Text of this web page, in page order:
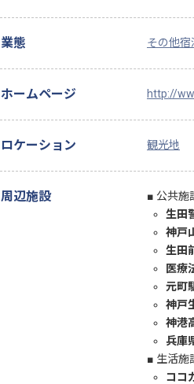
業態 その他宿
ホームページ http://
ロケーション 観光地
周辺施設
公共施
生田
神戸
生田
医療
元町
神戸
神港
兵庫
生活施
ココ